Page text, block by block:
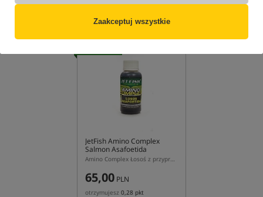
Zaakceptuj wszystkie
JetFish Amino Complex
Salmon Asafoetida
Amino Complex Łosoś z przyprawą asafoetida
65,00 PLN
otrzymujesz 0,28 pkt